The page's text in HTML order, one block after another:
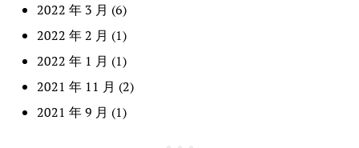
2022 年 3 月 (6)
2022 年 2 月 (1)
2022 年 1 月 (1)
2021 年 11 月 (2)
2021 年 9 月 (1)